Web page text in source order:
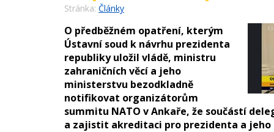
Stránka: Články
O předběžném opatření, kterým
Ústavní soud k návrhu prezidenta
republiky uložil vládě, ministru
zahraničních věcí a jeho
ministerstvu bezodkladně
notifikovat organizátorům
summitu NATO v Ankaře, že součástí
a zajistit akreditaci pro prezidenta a jeho